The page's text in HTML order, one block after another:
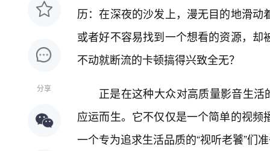
分享
历：在深夜的沙发上，漫无目的地滑
或者好不容易找到一个想看的资源，
不动就断流的卡顿搞得兴致全无？
正是在这种大众对高质量影音生活
应运而生。它不仅仅是一个简单的视
一个专为追求生活品质的“视听老饕”们